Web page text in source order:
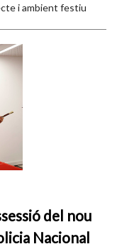
i ambient festiu
del nou
Nacional